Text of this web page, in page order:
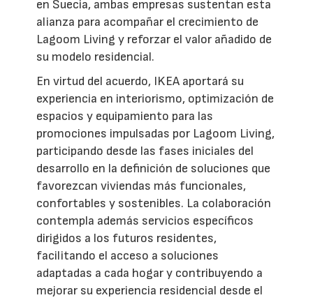
en Suecia, ambas empresas sustentan esta
alianza para acompañar el crecimiento de
Lagoom Living y reforzar el valor añadido de
su modelo residencial.
En virtud del acuerdo, IKEA aportará su
experiencia en interiorismo, optimización de
espacios y equipamiento para las
promociones impulsadas por Lagoom Living,
participando desde las fases iniciales del
desarrollo en la definición de soluciones que
favorezcan viviendas más funcionales,
confortables y sostenibles. La colaboración
contempla además servicios específicos
dirigidos a los futuros residentes,
facilitando el acceso a soluciones
adaptadas a cada hogar y contribuyendo a
mejorar su experiencia residencial desde el